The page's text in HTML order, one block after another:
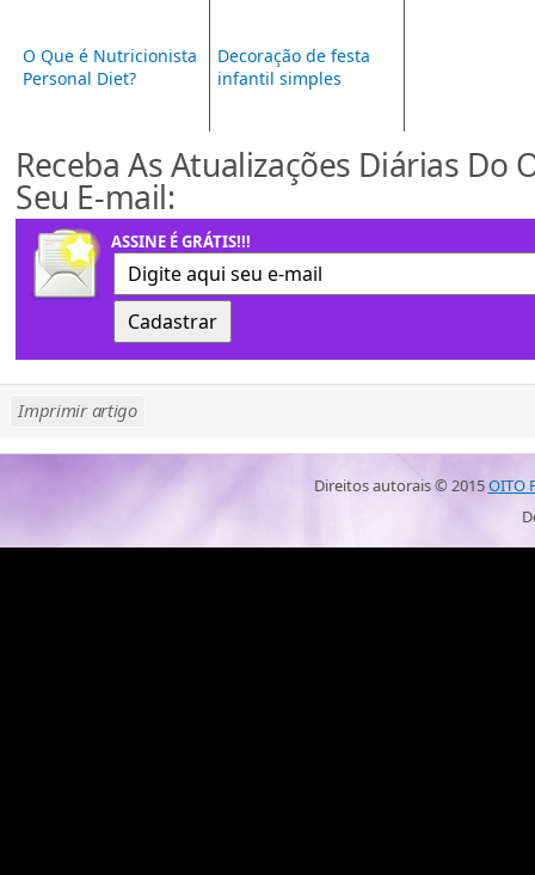
O Que é Nutricionista
Personal Diet?
Decoração de festa
infantil simples
Receba As Atualizações Diárias Do
Seu E-mail:
ASSINE É GRÁTIS!!!
Imprimir artigo
Direitos autorais © 2015OITO